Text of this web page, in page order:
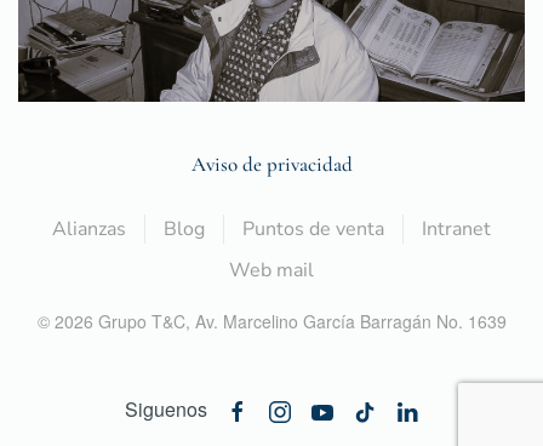
Aviso de privacidad
Alianzas Blog Puntos de venta
Intranet
Web mail
© 2026 Grupo T&C, Av. Marcelino García Barragán No. 1639
Siguenos